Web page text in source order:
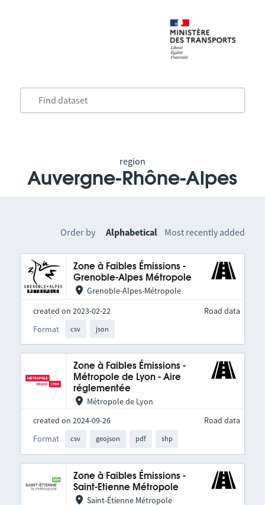
region
Auvergne-Rhône-Alpes
Order by Alphabetical Most recently added
Zone à Faibles Émissions -
Grenoble-Alpes Métropole
Grenoble-Alpes-Métropole
created on 2023-02-22
Format
csv json
Road data
Zone à Faibles Émissions -
Métropole de Lyon - Aire
réglementée
Métropole de Lyon
created on 2024-09-26
Format
csv geojson pdf shp
Road data
Zone à Faibles Émissions -
Saint-Etienne Métropole
Saint-Étienne Métropole